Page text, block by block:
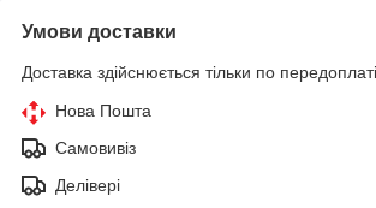
Умови доставки
Доставка здійснюється тільки по передоплаті.
Нова Пошта
Самовивіз
Делівері